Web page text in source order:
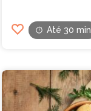
Até 30 min